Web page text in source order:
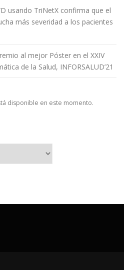
usando TriNetX confirma que el
más severidad a los pacientes
al mejor Póster en el XXIV
de la Salud, INFORSALUD’21
disponible en este momento.